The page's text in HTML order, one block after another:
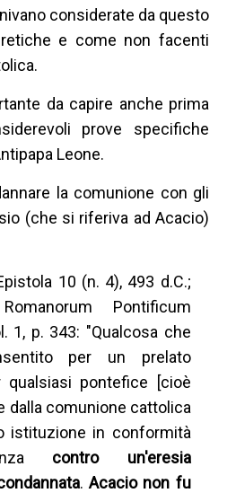
considerate da questo
e come non facenti
da capire anche prima
prove specifiche
Leone.
la comunione con gli
(che si riferiva ad Acacio)
10 (n. 4), 493 d.C.;
Pontificum
1, p. 343: "Qualcosa che
per un prelato
qualsiasi pontefice [cioè
dalla comunione cattolica
istituzione in conformità
contro un'eresia
.Acacio non fu